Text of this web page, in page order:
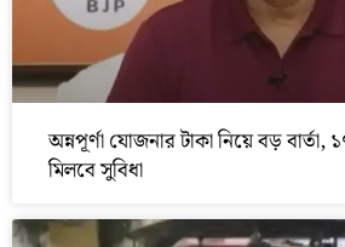
অন্নপূর্ণা যোজনার টাকা নিয়ে বড়
মিলবে সুবিধা